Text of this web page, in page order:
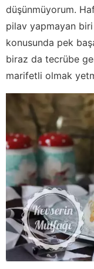
düşünmüyorum.
pilav yapmayan
konusunda pek
biraz da tecrübe
marifetli olmak